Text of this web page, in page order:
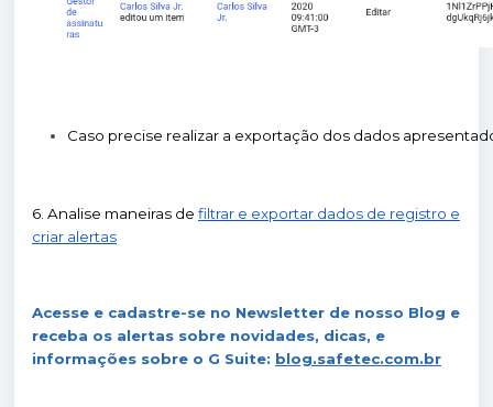
Caso precise realizar a exportação dos dados
6. Analise maneiras de filtrar e exportar dados de registro e
criar alertas
Acesse e cadastre-se no Newsletter de nosso Blog e
receba os alertas sobre novidades, dicas, e
informações sobre o G Suite: blog.safetec.com.br